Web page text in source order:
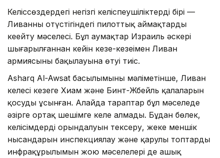
Келіссөздердегі негізгі келіспеушіліктердің бірі —
Ливанның оңтүстігіндегі пилоттық аймақтарды
кеңейту мәселесі. Бұл аумақтар Израиль әскері
шығарылғаннан кейін кезең-кезеңімен Ливан
армиясының бақылауына өтуі тиіс.
Asharq Al-Awsat басылымының мәліметінше, Ливан
келесі кезеңге Хиам және Бинт-Жбейль қалаларын
қосуды ұсынған. Алайда тараптар бұл мәселеде
әзірге ортақ шешімге келе алмады. Бұдан бөлек,
келісімдердің орындалуын тексеру, жеке меншік
нысандарын инспекциялау және қарулы топтардың
инфрақұрылымын жою мәселелері де ашық